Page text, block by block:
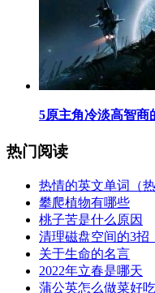
​5原主角冷淡高智商
热门阅读
热情的英文单词（
​攀爬植物有哪些
​桃子苦是什么原因
清理磁盘空间的3招
​关于生命的名言
​2022年立春是哪天
​蒲公英怎么做菜好吃